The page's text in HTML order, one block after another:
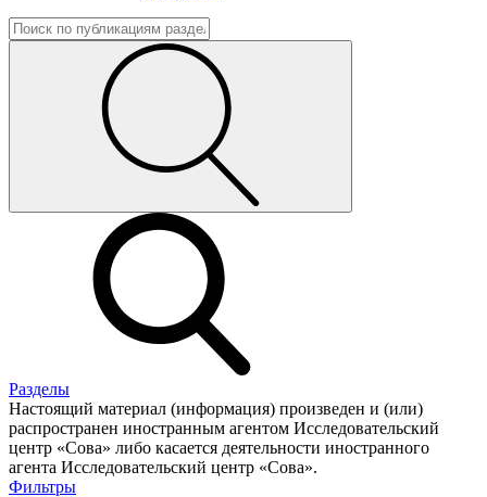
Разделы
Настоящий материал (информация) произведен и (или)
распространен иностранным агентом Исследовательский
центр «Сова» либо касается деятельности иностранного
агента Исследовательский центр «Сова».
Фильтры